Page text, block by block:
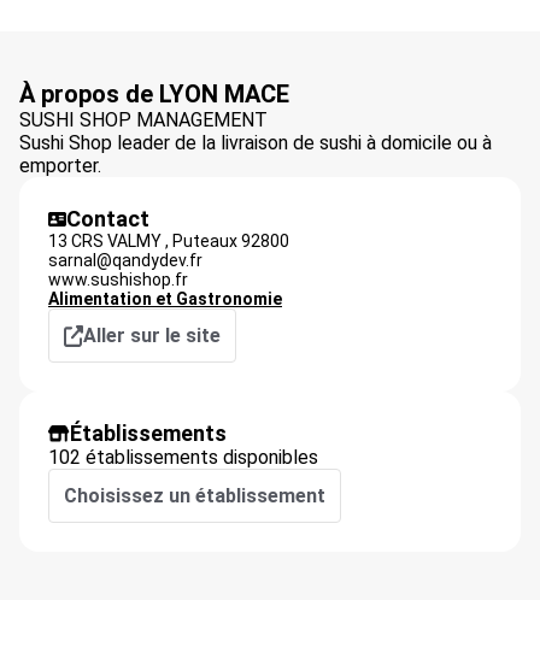
À propos de LYON MACE
SUSHI SHOP MANAGEMENT
Sushi Shop leader de la livraison de sushi à domicile ou à
emporter.
Contact
13 CRS VALMY , Puteaux92800
sarnal@qandydev.fr
www.sushishop.fr
Alimentation et Gastronomie
Aller sur le site
Établissements
102 établissements disponibles
Choisissez un établissement